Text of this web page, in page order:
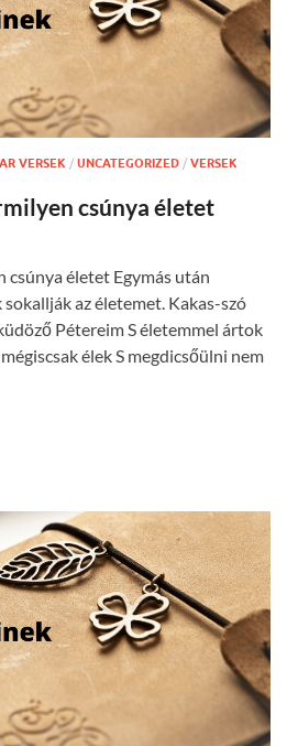
VERSEK / UNCATEGORIZED / VERSEK
csúnya életet
csúnya életet Egymás után
az életemet. Kakas-szó
Pétereim S életemmel ártok
élek S megdicsőülni nem